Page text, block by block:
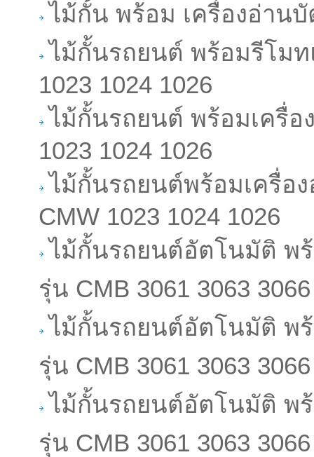
ไม้กั้น พร้อม เครื่องอ่านบั
ไม้กั้นรถยนต์ พร้อมรีโม
1023 1024 1026
ไม้กั้นรถยนต์ พร้อมเครื่อ
1023 1024 1026
ไม้กั้นรถยนต์พร้อมเครื่อ
CMW 1023 1024 1026
ไม้กั้นรถยนต์อัตโนมัติ พ
รุ่น CMB 3061 3063 3066
ไม้กั้นรถยนต์อัตโนมัติ พ
รุ่น CMB 3061 3063 3066
ไม้กั้นรถยนต์อัตโนมัติ พร้
รุ่น CMB 3061 3063 3066